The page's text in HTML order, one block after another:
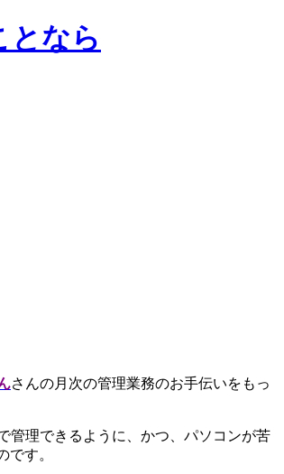
となら
さんの月次の管理業務のお手伝いをもっ
管理できるように、かつ、パソコンが苦
す。